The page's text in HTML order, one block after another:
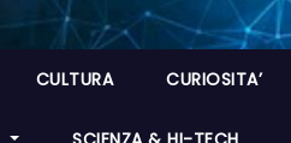
CULTURA CURIOSITA’